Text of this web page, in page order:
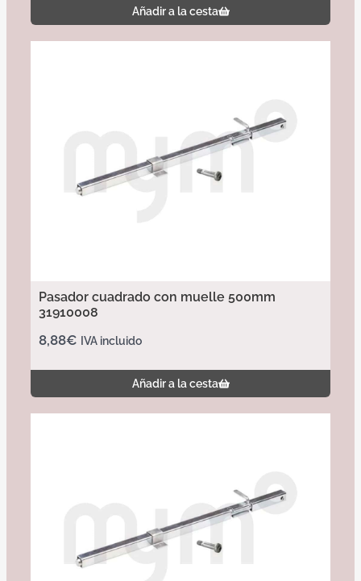
Añadir a la cesta
Pasador cuadrado con muelle 500mm
31910008
8,88€ IVA incluido
Añadir a la cesta